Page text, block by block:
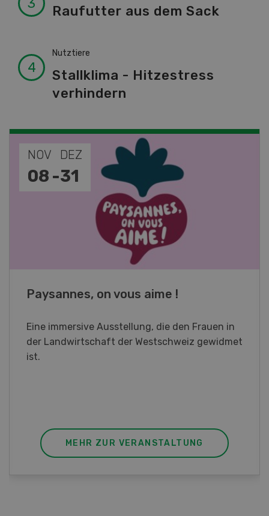
Raufutter aus dem Sack
Nutztiere
Stallklima - Hitzestress
verhindern
NOV
19 -
JAN
28
Fachkurs Aquakultur
Sind Sie in der Fischzucht tätig oder
interessieren Sie sich für das Thema? In
diesem Fall ist unser FBA-Weiterbildungskurs
MEHR ZUR VERANSTALTUNG